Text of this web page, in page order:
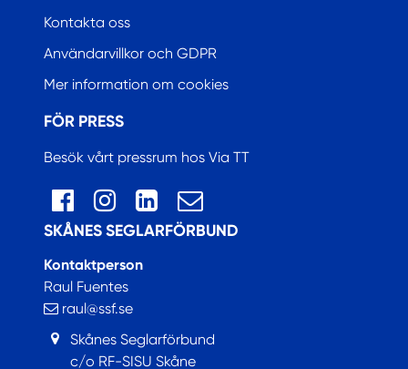
Kontakta oss
Användarvillkor och GDPR
Mer information om cookies
FÖR PRESS
Besök vårt pressrum hos Via TT
SKÅNES SEGLARFÖRBUND
Kontaktperson
Raul Fuentes
raul@ssf.se
Skånes Seglarförbund
c/o RF-SISU Skåne